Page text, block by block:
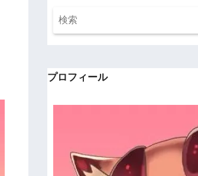
プロフィール